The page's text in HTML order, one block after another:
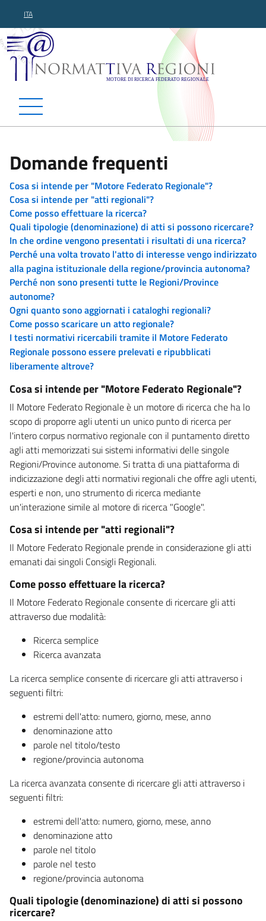
ITA
Normattiva Regioni -
Domande frequenti
Cosa si intende per "Motore Federato Regionale"?
Cosa si intende per "atti regionali"?
Come posso effettuare la ricerca?
Quali tipologie (denominazione) di atti si possono ricercare?
In che ordine vengono presentati i risultati di una ricerca?
Perché una volta trovato l'atto di interesse vengo indirizzato
alla pagina istituzionale della regione/provincia autonoma?
Perché non sono presenti tutte le Regioni/Province
autonome?
Ogni quanto sono aggiornati i cataloghi regionali?
Come posso scaricare un atto regionale?
I testi normativi ricercabili tramite il Motore Federato
Regionale possono essere prelevati e ripubblicati
liberamente altrove?
Cosa si intende per "Motore Federato Regionale"?
Il Motore Federato Regionale è un motore di ricerca che ha lo
scopo di proporre agli utenti un unico punto di ricerca per
l'intero corpus normativo regionale con il puntamento diretto
agli atti memorizzati sui sistemi informativi delle singole
Regioni/Province autonome. Si tratta di una piattaforma di
indicizzazione degli atti normativi regionali che offre agli utenti,
esperti e non, uno strumento di ricerca mediante
un'interazione simile al motore di ricerca "Google".
Cosa si intende per "atti regionali"?
Il Motore Federato Regionale prende in considerazione gli atti
emanati dai singoli Consigli Regionali.
Come posso effettuare la ricerca?
Il Motore Federato Regionale consente di ricercare gli atti
attraverso due modalità:
Ricerca semplice
Ricerca avanzata
La ricerca semplice consente di ricercare gli atti attraverso i
seguenti filtri:
estremi dell'atto: numero, giorno, mese, anno
denominazione atto
parole nel titolo/testo
regione/provincia autonoma
La ricerca avanzata consente di ricercare gli atti attraverso i
seguenti filtri:
estremi dell'atto: numero, giorno, mese, anno
denominazione atto
parole nel titolo
parole nel testo
regione/provincia autonoma
Quali tipologie (denominazione) di atti si possono
ricercare?